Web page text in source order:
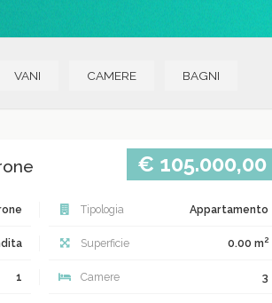
VANI CAMERE BAGNI
€ 105.000,00
Tipologia Appartamento
Superficie 0.00 m2
1 Camere 3